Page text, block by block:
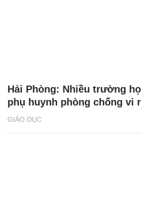
GIÁO DỤC
Hải Phòng: Nhiều trường
phụ huynh phòng chống vi